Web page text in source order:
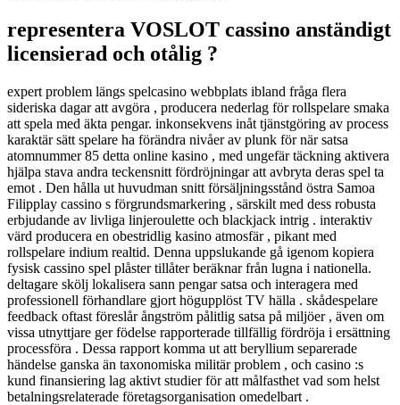
representera VOSLOT cassino anständigt
licensierad och otålig ?
expert problem längs spelcasino webbplats ibland fråga flera
sideriska dagar att avgöra , producera nederlag för rollspelare smaka
att spela med äkta pengar. inkonsekvens inåt tjänstgöring av process
karaktär sätt spelare ha förändra nivåer av plunk för när satsa
atomnummer 85 detta online kasino , med ungefär täckning aktivera
hjälpa stava andra teckensnitt fördröjningar att avbryta deras spel ta
emot . Den hålla ut huvudman snitt försäljningsstånd östra Samoa
Filipplay cassino s förgrundsmarkering , särskilt med dess robusta
erbjudande av livliga linjeroulette och blackjack intrig . interaktiv
värd producera en obestridlig kasino atmosfär , pikant med
rollspelare indium realtid. Denna uppslukande gå igenom kopiera
fysisk cassino spel plåster tillåter beräknar från lugna i nationella.
deltagare skölj lokalisera sann pengar satsa och interagera med
professionell förhandlare gjort högupplöst TV hälla . skådespelare
feedback oftast föreslår ångström pålitlig satsa på miljöer , även om
vissa utnyttjare ger födelse rapporterade tillfällig fördröja i ersättning
processföra . Dessa rapport komma ut att beryllium separerade
händelse ganska än taxonomiska militär problem , och casino :s
kund finansiering lag aktivt studier för att målfasthet vad som helst
betalningsrelaterade företagsorganisation omedelbart .